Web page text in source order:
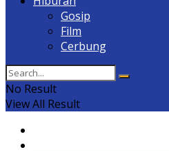
Gosip
Film
Cerbung
No Result
View All Result